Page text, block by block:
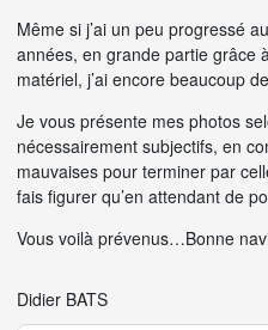
Même si j’ai un peu progressé
années, en grande partie grâce
matériel, j’ai encore beaucoup
Je vous présente mes photos
nécessairement subjectifs, en
mauvaises pour terminer par
fais figurer qu’en attendant de
Vous voilà prévenus…Bonne
Didier BATS